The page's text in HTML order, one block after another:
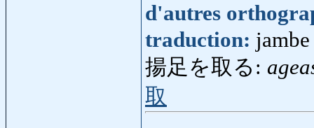
d'autres
traduction:
揚足を取る:
取